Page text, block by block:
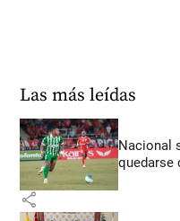
Las más leídas
Nacional
quedarse
share